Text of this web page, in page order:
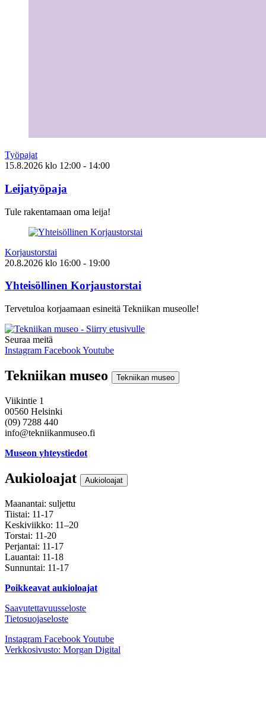
Työpajat
15.8.2026 klo 12:00 - 14:00
Leijatyöpaja
Tule rakentamaan oma leija!
Korjaustorstai
20.8.2026 klo 16:00 - 19:00
Yhteisöllinen Korjaustorstai
Tervetuloa korjaamaan esineitä Tekniikan museolle!
Seuraa meitä
Instagram FacebookYoutube
Tekniikan museo Tekniikan museo
Viikintie 1
00560 Helsinki
(09) 7288 440
info@tekniikanmuseo.fi
Museon yhteystiedot
Aukioloajat Aukioloajat
Maanantai: suljettu
Tiistai: 11-17
Keskiviikko: 11–20
Torstai: 11-20
Perjantai: 11-17
Lauantai: 11-18
Sunnuntai: 11-17
Poikkeavat aukioloajat
Saavutettavuusseloste
Tietosuojaseloste
Instagram FacebookYoutube
Verkkosivusto: Morgan Digital